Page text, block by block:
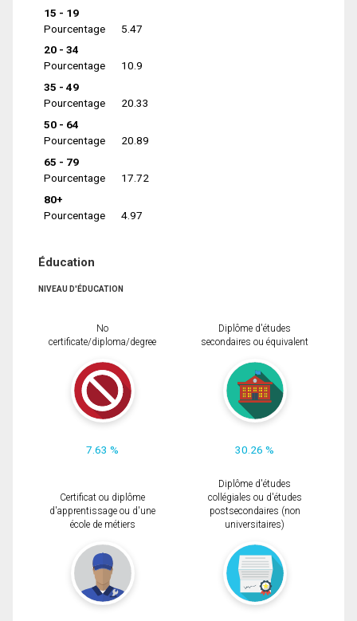
15 - 19
Pourcentage
5.47
20 - 34
Pourcentage
10.9
35 - 49
Pourcentage
20.33
50 - 64
Pourcentage
20.89
65 - 79
Pourcentage
17.72
80+
Pourcentage
4.97
Éducation
NIVEAU D'ÉDUCATION
No
certificate/diploma/degree
7.63 %
Diplôme d'études
secondaires ou équivalent
30.26 %
Certificat ou diplôme
d'apprentissage ou d'une
école de métiers
Diplôme d'études
collégiales ou d'études
postsecondaires (non
universitaires)